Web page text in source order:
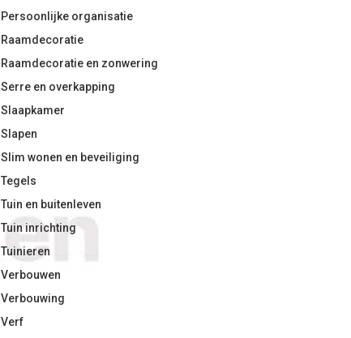
Persoonlijke organisatie
Raamdecoratie
Raamdecoratie en zonwering
Serre en overkapping
Slaapkamer
Slapen
Slim wonen en beveiliging
Tegels
Tuin en buitenleven
Tuin inrichting
Tuinieren
Verbouwen
Verbouwing
Verf